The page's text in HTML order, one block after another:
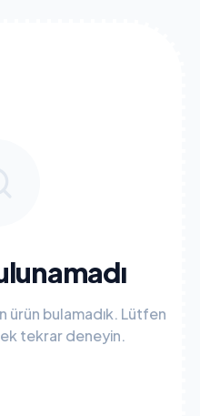
ürün bulamadık. Lütfen
tekrar deneyin.